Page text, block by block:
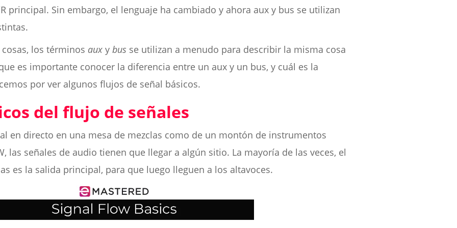
principal. Sin embargo, el lenguaje ha cambiado y ahora aux y bus se utilizan
los términos aux ybus se utilizan a menudo para describir la misma cosa
es importante conocer la diferencia entre un aux y un bus, y cuál es la
por ver algunos flujos de señal básicos.
del flujo de señales
en directo en una mesa de mezclas como de un montón de instrumentos
las señales de audio tienen que llegar a algún sitio. La mayoría de las veces, el
es la salida principal, para que luego lleguen a los altavoces.